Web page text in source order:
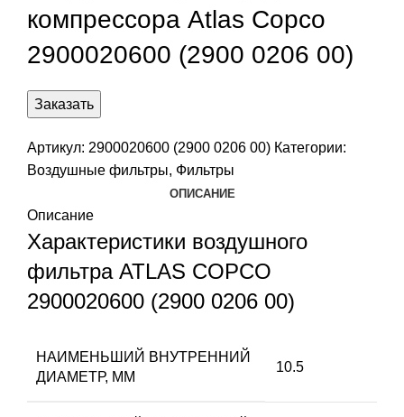
компрессора Atlas Copco
2900020600 (2900 0206 00)
Заказать
Артикул: 2900020600 (2900 0206 00) Категории:
Воздушные фильтры, Фильтры
ОПИСАНИЕ
Описание
Характеристики воздушного
фильтра ATLAS COPCO
2900020600 (2900 0206 00)
НАИМЕНЬШИЙ ВНУТРЕННИЙ
ДИАМЕТР, ММ
10.5